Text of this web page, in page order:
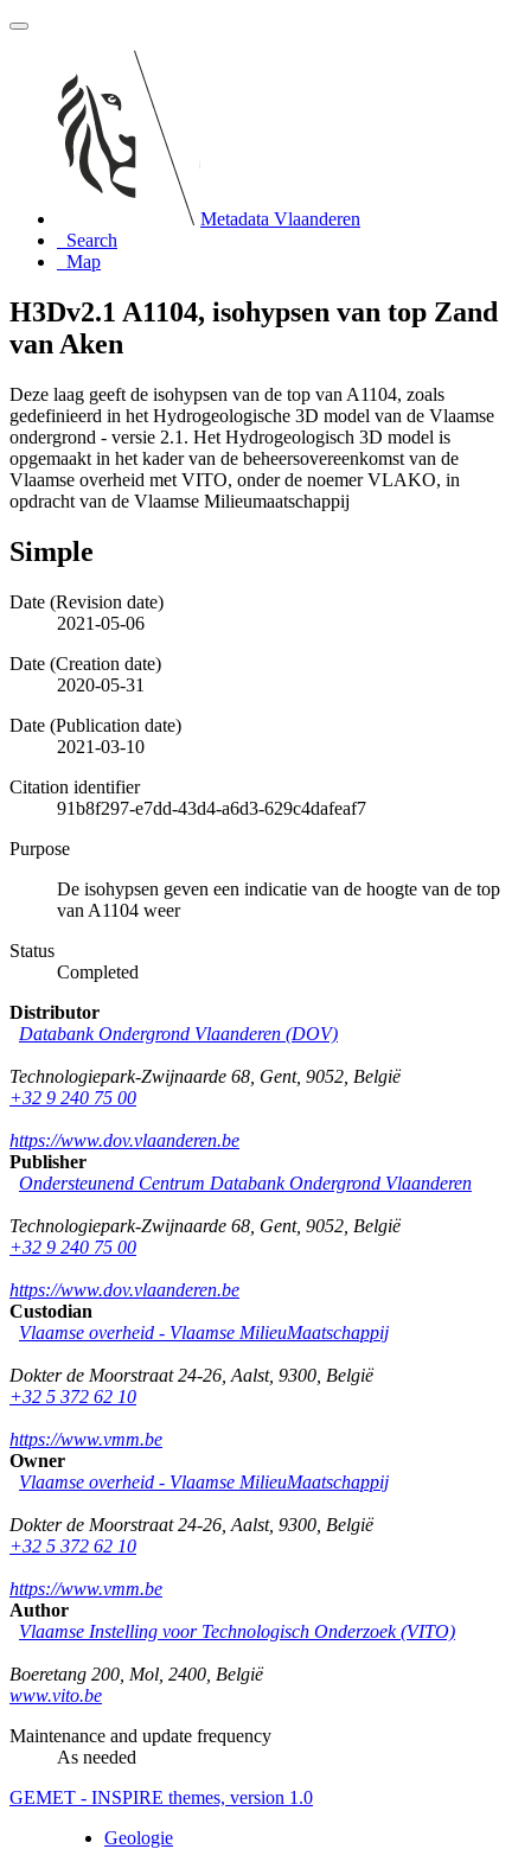
Metadata Vlaanderen
Search
Map
H3Dv2.1 A1104, isohypsen van top Zand
van Aken
Deze laag geeft de isohypsen van de top van A1104, zoals
gedefinieerd in het Hydrogeologische 3D model van de Vlaamse
ondergrond - versie 2.1. Het Hydrogeologisch 3D model is
opgemaakt in het kader van de beheersovereenkomst van de
Vlaamse overheid met VITO, onder de noemer VLAKO, in
opdracht van de Vlaamse Milieumaatschappij
Simple
Date (Revision date)
2021-05-06
Date (Creation date)
2020-05-31
Date (Publication date)
2021-03-10
Citation identifier
91b8f297-e7dd-43d4-a6d3-629c4dafeaf7
Purpose
De isohypsen geven een indicatie van de hoogte van de top
van A1104 weer
Status
Completed
Distributor
Databank Ondergrond Vlaanderen (DOV)
Technologiepark-Zwijnaarde 68 Gent, 9052 België
+32 9 240 75 00
https://www.dov.vlaanderen.be
Publisher
Ondersteunend Centrum Databank Ondergrond Vlaanderen
Technologiepark-Zwijnaarde 68 Gent, 9052 België
+32 9 240 75 00
https://www.dov.vlaanderen.be
Custodian
Vlaamse overheid - Vlaamse MilieuMaatschappij
Dokter de Moorstraat 24-26 Aalst, 9300 België
+32 5 372 62 10
https://www.vmm.be
Owner
Vlaamse overheid - Vlaamse MilieuMaatschappij
Dokter de Moorstraat 24-26 Aalst, 9300 België
+32 5 372 62 10
https://www.vmm.be
Author
Vlaamse Instelling voor Technologisch Onderzoek (VITO)
Boeretang 200 Mol 2400 België
www.vito.be
Maintenance and update frequency
As needed
GEMET - INSPIRE themes, version 1.0
Geologie